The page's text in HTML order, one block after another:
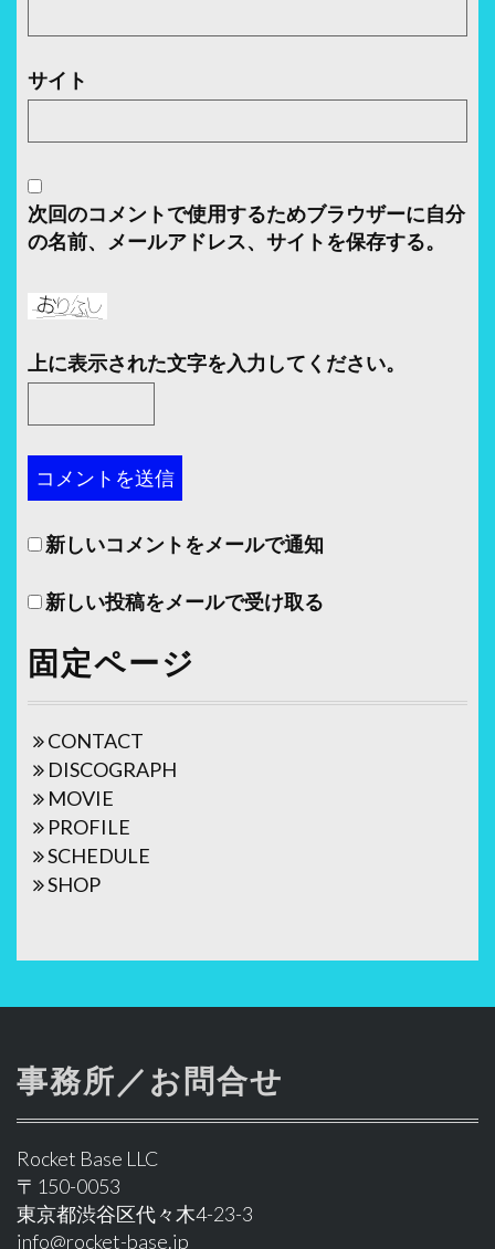
サイト
次回のコメントで使用するためブラウザーに自分
の名前、メールアドレス、サイトを保存する。
上に表示された文字を入力してください。
新しいコメントをメールで通知
新しい投稿をメールで受け取る
固定ページ
CONTACT
DISCOGRAPH
MOVIE
PROFILE
SCHEDULE
SHOP
事務所／お問合せ
Rocket Base LLC
〒150-0053
東京都渋谷区代々木4-23-3
info@rocket-base.jp